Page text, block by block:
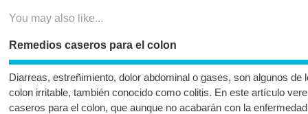
You may also like...
Remedios caseros para el colon
Diarreas, estreñimiento, dolor abdominal o gases, son algunos
colon irritable, también conocido como colitis. En este artículo
caseros para el colon, que aunque no acabarán con la